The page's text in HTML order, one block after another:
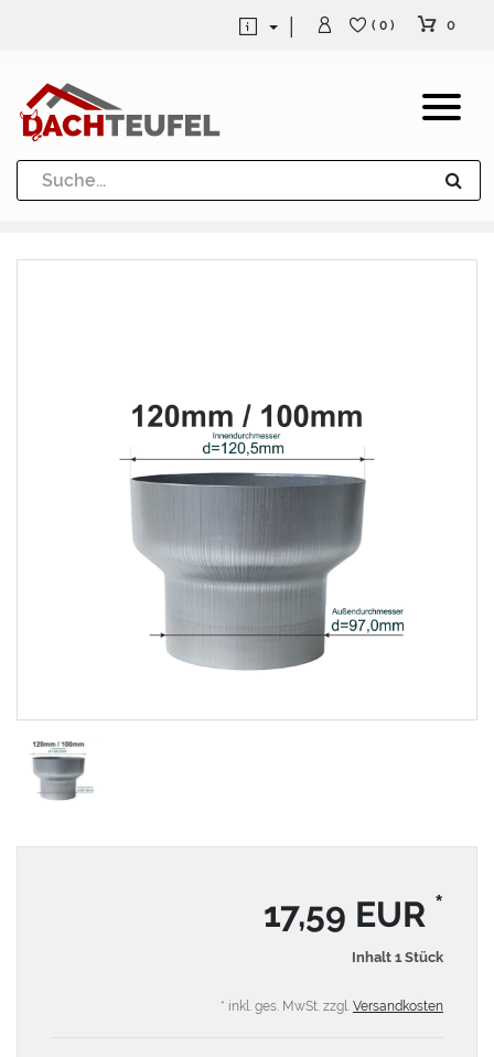
Dachrinne und Fallrohre
Werkzeuge und Löttechnik
( 0 ) 0
17,59 EUR *
Inhalt 1 Stück
* inkl. ges. MwSt. zzgl. Versandkosten